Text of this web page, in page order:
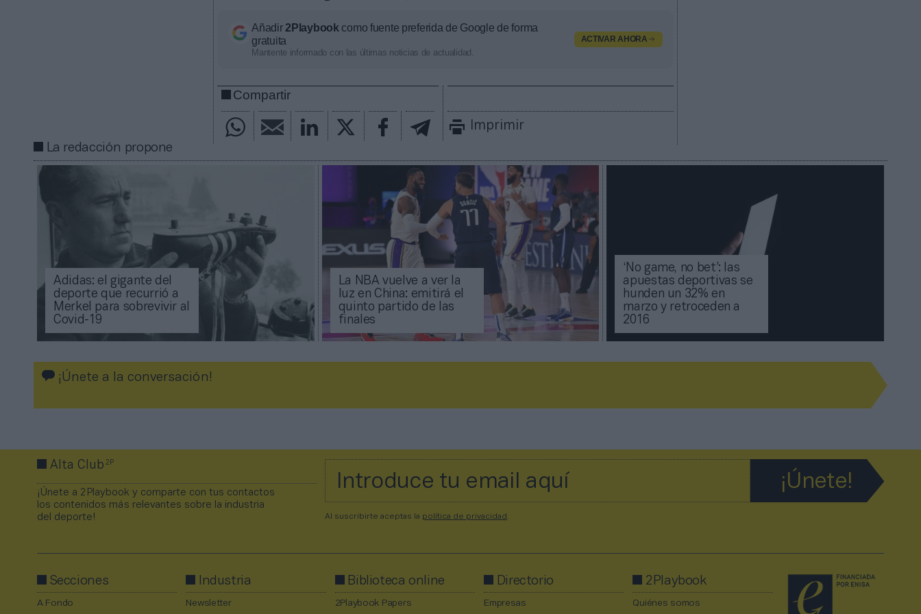
Añadir2Playbook como fuente preferida de Google de forma
gratuita
Mantente informado con las últimas noticias de actualidad.
ACTIVAR AHORA
Compartir
Imprimir
La redacción propone
Adidas: el gigante del
deporte que recurrió a
Merkel para sobrevivir al
Covid-19
La NBA vuelve a ver la
luz en China: emitirá el
quinto partido de las
finales
‘No game, no bet’: las
apuestas deportivas se
hunden un 32% en
marzo y retroceden a
2016
¡Únete a la conversación!
Alta Club2P
¡Únete a 2Playbook y comparte con tus contactos
los contenidos más relevantes sobre la industria
del deporte!
Al suscribirte aceptas la política de privacidad
Secciones
A Fondo
Industria
Newsletter
Biblioteca online
2Playbook Papers
Directorio
Empresas
2Playbook
Quiénes somos